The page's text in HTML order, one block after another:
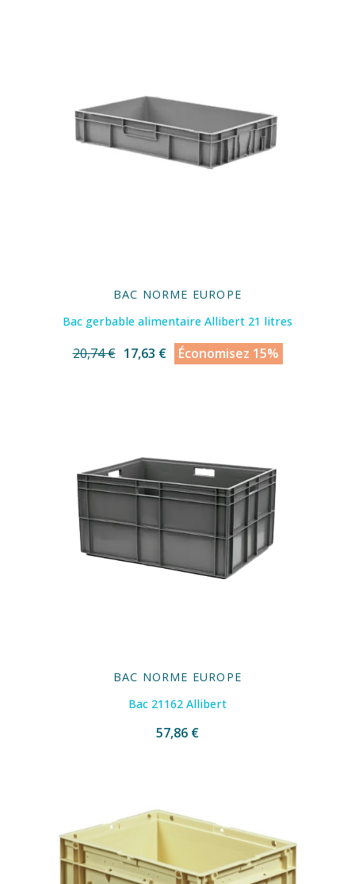
BAC NORME EUROPE
Bac gerbable alimentaire Allibert 21 litres
20,74 € 17,63 € Économisez 15%
BAC NORME EUROPE
Bac 21162 Allibert
57,86 €